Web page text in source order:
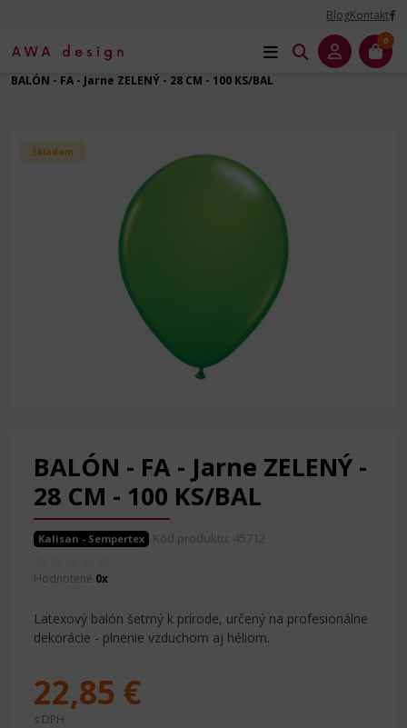
BlogKontakt
0
Balóny dekoračné
Guľatý - 11" - 28 cm
BALÓN - FA - Jarne ZELENÝ - 28 CM - 100 KS/BAL
Skladom
BALÓN - FA - Jarne ZELENÝ -
28 CM - 100 KS/BAL
Kalisan - Sempertex Kód produktu: 45712
Hodnotené 0x
Latexový balón šetrný k prírode, určený na profesionálne
dekorácie - plnenie vzduchom aj héliom.
22,85 €
s DPH